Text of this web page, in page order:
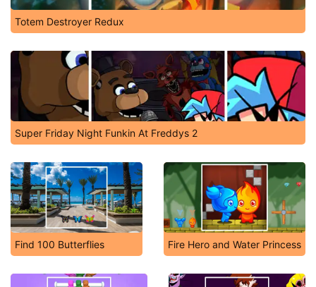
Totem Destroyer Redux
Super Friday Night Funkin At Freddys 2
Find 100 Butterflies Fire Hero and Water Princess